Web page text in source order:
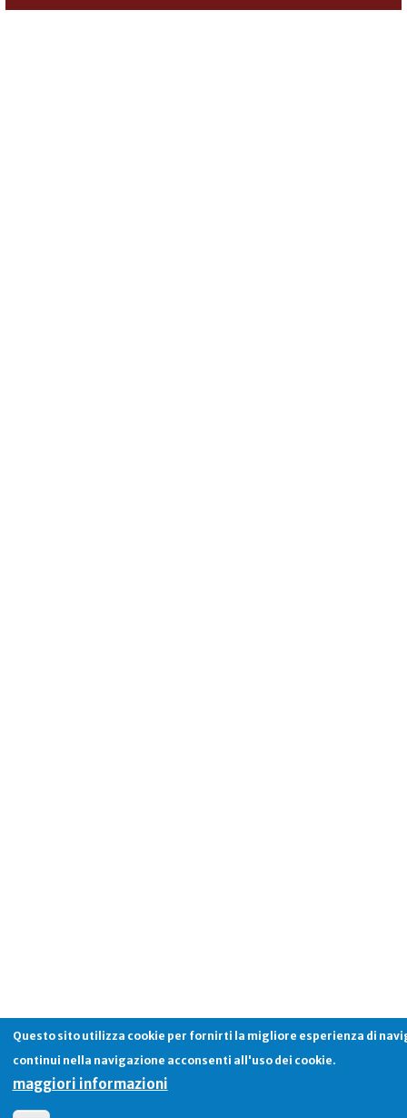
Questo sito utilizza cookie per fornirti la migliore esperienza di
continui nella navigazione acconsenti all'uso dei cookie.
maggiori informazioni